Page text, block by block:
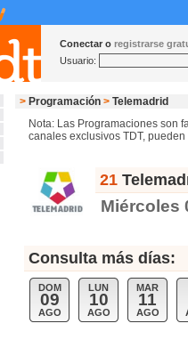
Conectar o registrarse
Usuario:
> Programación > Telemadrid
Nota: Las Programaciones son
canales exclusivos TDT,
21
Miércoles
Consulta más días:
DOM
09
AGO
LUN
10
AGO
MAR
11
AGO